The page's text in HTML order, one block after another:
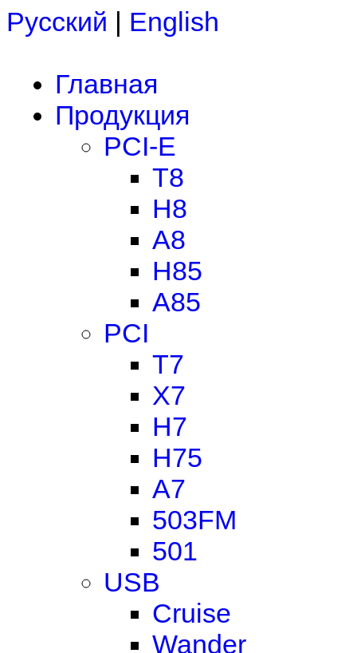
Русский | English
Главная
Продукция
PCI-E
T8
H8
A8
H85
A85
PCI
T7
X7
H7
H75
A7
503FM
501
USB
Cruise
Wander